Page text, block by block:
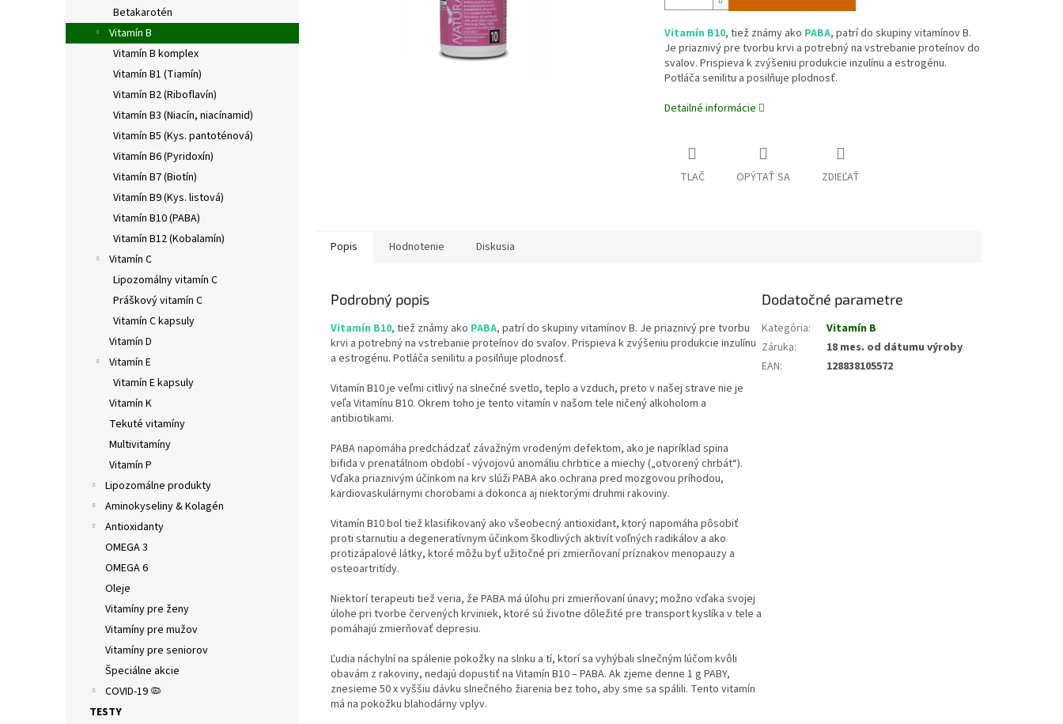
Betakarotén
Vitamín B
Vitamín B komplex
Vitamín B1 (Tiamín)
Vitamín B2 (Riboflavín)
Vitamín B3 (Niacín, niacínamid)
Vitamín B5 (Kys. pantoténová)
Vitamín B6 (Pyridoxín)
Vitamín B7 (Biotín)
Vitamín B9 (Kys. listová)
Vitamín B10 (PABA)
Vitamín B12 (Kobalamín)
Vitamín C
Lipozomálny vitamín C
Práškový vitamín C
Vitamín C kapsuly
Vitamín D
Vitamín E
Vitamín E kapsuly
Vitamín K
Tekuté vitamíny
Multivitamíny
Vitamín P
Lipozomálne produkty
Aminokyseliny & Kolagén
Antioxidanty
OMEGA 3
OMEGA 6
Oleje
Vitamíny pre ženy
Vitamíny pre mužov
Vitamíny pre seniorov
Špeciálne akcie
COVID-19 🦠
TESTY
Vitamín B10, tiež známy ako PABA, patrí do skupiny vitamínov B.
Je priaznivý pre tvorbu krvi a potrebný na vstrebanie proteínov do
svalov. Prispieva k zvýšeniu produkcie inzulínu a estrogénu.
Potláča senilitu a posilňuje plodnosť.
Detailné informácie
TLAČ OPÝTAŤ SA ZDIEĽAŤ
Popis Hodnotenie Diskusia
Podrobný popis
Vitamín B10, tiež známy ako PABA, patrí do skupiny vitamínov B. Je priaznivý pre tvorbu
krvi a potrebný na vstrebanie proteínov do svalov. Prispieva k zvýšeniu produkcie inzulínu
a estrogénu. Potláča senilitu a posilňuje plodnosť.
Vitamín B10 je veľmi citlivý na slnečné svetlo, teplo a vzduch, preto v našej strave nie je
veľa Vitamínu B10. Okrem toho je tento vitamín v našom tele ničený alkoholom a
antibiotikami.
PABA napomáha predchádzať závažným vrodeným defektom, ako je napríklad spina
bifida v prenatálnom období - vývojovú anomáliu chrbtice a miechy („otvorený chrbát“).
Vďaka priaznivým účinkom na krv slúži PABA ako ochrana pred mozgovou príhodou,
kardiovaskulárnymi chorobami a dokonca aj niektorými druhmi rakoviny.
Vitamín B10 bol tiež klasifikovaný ako všeobecný antioxidant, ktorý napomáha pôsobiť
proti starnutiu a degeneratívnym účinkom škodlivých aktivít voľných radikálov a ako
protizápalové látky, ktoré môžu byť užitočné pri zmierňovaní príznakov menopauzy a
osteoartritídy.
Niektorí terapeuti tiež veria, že PABA má úlohu pri zmierňovaní únavy; možno vďaka svojej
úlohe pri tvorbe červených krviniek, ktoré sú životne dôležité pre transport kyslíka v tele a
pomáhajú zmierňovať depresiu.
Ľudia náchylní na spálenie pokožky na slnku a tí, ktorí sa vyhýbali slnečným lúčom kvôli
obavám z rakoviny, nedajú dopustiť na Vitamín B10 – PABA. Ak zjeme denne 1 g PABY,
znesieme 50 x vyššiu dávku slnečného žiarenia bez toho, aby sme sa spálili. Tento vitamín
má na pokožku blahodárny vplyv.
Dodatočné parametre
Kategória:
Vitamín B
Záruka:
18 mes. od dátumu výroby
EAN: 128838105572